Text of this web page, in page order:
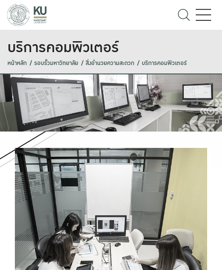
บริการคอมพิวเตอร์
หน้าหลัก รอบรั้วมหาวิทยาลัย สิ่งอำนวยความสะดวก บริการคอมพิวเตอร์